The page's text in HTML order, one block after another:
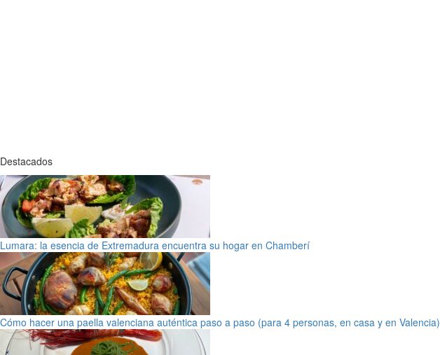
Destacados
Lumara: la esencia de Extremadura encuentra su hogar en Chamberí
Cómo hacer una paella valenciana auténtica paso a paso (para 4 personas, en casa y en Valencia)